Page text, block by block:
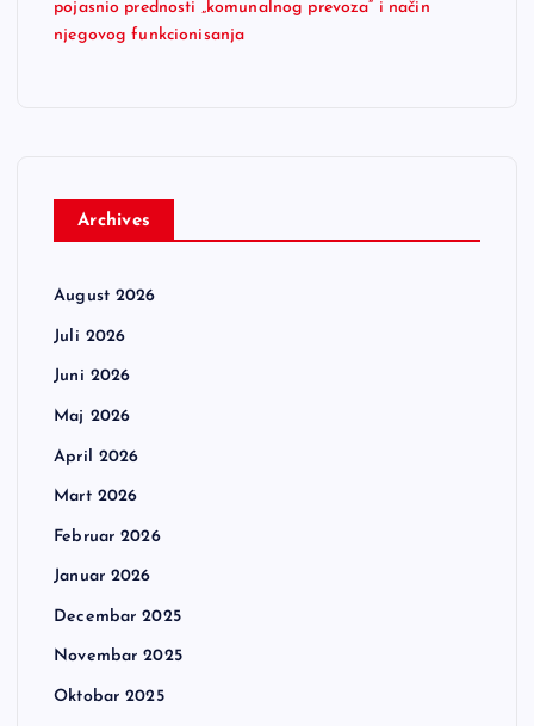
pojasnio prednosti „komunalnog prevoza“ i način
njegovog funkcionisanja
Archives
August 2026
Juli 2026
Juni 2026
Maj 2026
April 2026
Mart 2026
Februar 2026
Januar 2026
Decembar 2025
Novembar 2025
Oktobar 2025